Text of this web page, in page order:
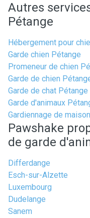
Autres
Pétange
Hébergement pour
Garde chien Pétange
Promeneur de chien
Garde de chien
Garde de chat Pétange
Garde d'animaux
Gardiennage de
Pawshake
de garde
Differdange
Esch-sur-Alzette
Luxembourg
Dudelange
Sanem